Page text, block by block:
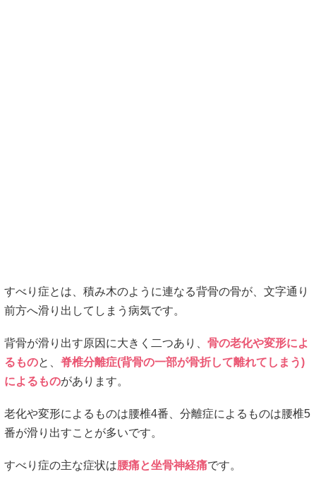
すべり症とは、積み木のように連なる背骨の骨が、文字通り
前方へ滑り出してしまう病気です。
背骨が滑り出す原因に大きく二つあり、 骨の老化や変形によ
るものと、 脊椎分離症(背骨の一部が骨折して離れてしまう)
によるものがあります。
老化や変形によるものは腰椎4番、分離症によるものは腰椎5
番が滑り出すことが多いです。
すべり症の主な症状は腰痛と坐骨神経痛です。